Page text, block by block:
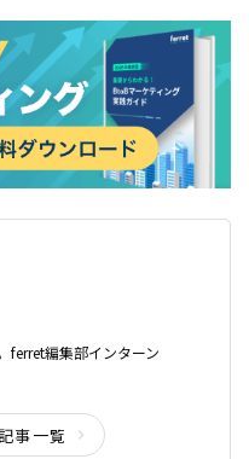
ferret編集部インターン
事一覧